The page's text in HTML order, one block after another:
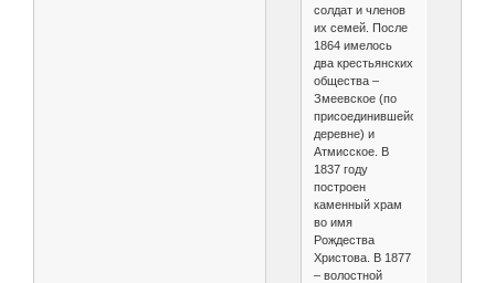
солдат и членов
их семей. После
1864 имелось
два крестьянских
общества –
Змеевское (по
присоединившейся
деревне) и
Атмисское. В
1837 году
построен
каменный храм
во имя
Рождества
Христова. В 1877
– волостной